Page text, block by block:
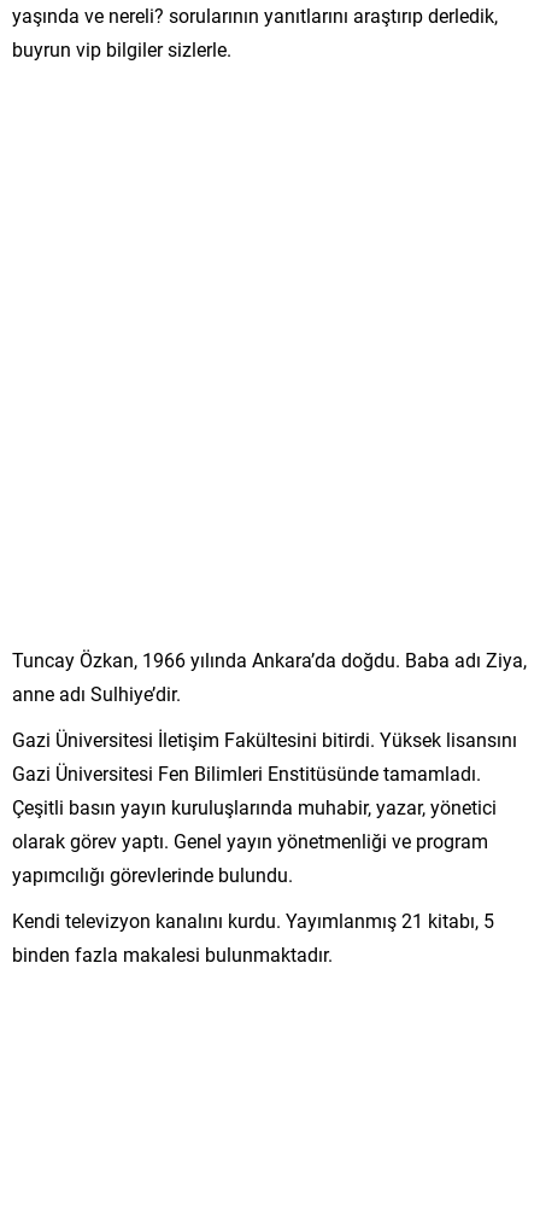
yaşında ve nereli? sorularının yanıtlarını araştırıp derledik,
buyrun vip bilgiler sizlerle.
Tuncay Özkan, 1966 yılında Ankara’da doğdu. Baba adı Ziya,
anne adı Sulhiye’dir.
Gazi Üniversitesi İletişim Fakültesini bitirdi. Yüksek lisansını
Gazi Üniversitesi Fen Bilimleri Enstitüsünde tamamladı.
Çeşitli basın yayın kuruluşlarında muhabir, yazar, yönetici
olarak görev yaptı. Genel yayın yönetmenliği ve program
yapımcılığı görevlerinde bulundu.
Kendi televizyon kanalını kurdu. Yayımlanmış 21 kitabı, 5
binden fazla makalesi bulunmaktadır.